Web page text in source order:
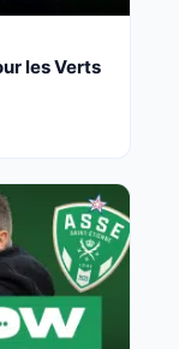
les Verts